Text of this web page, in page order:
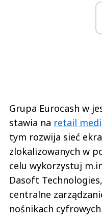
Grupa Eurocash w
stawia na retail
tym rozwija sieć
zlokalizowanych w
celu wykorzystuj
Dasoft
centralne
nośnikach